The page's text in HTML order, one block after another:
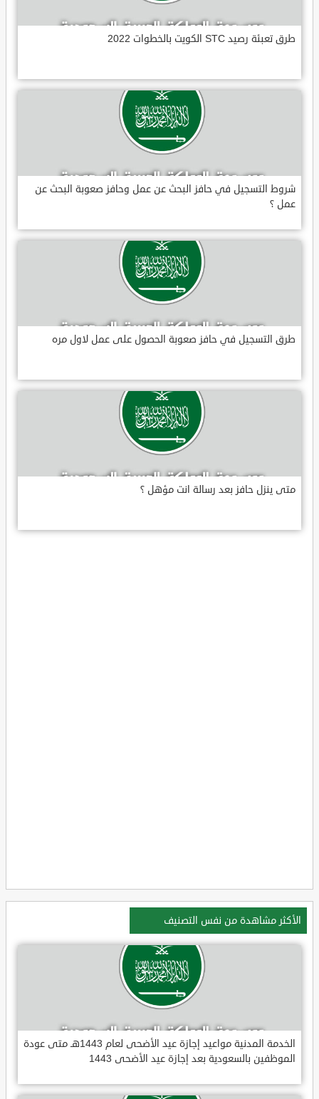
طرق تعبئة رصيد STC الكويت بالخطوات 2022
شروط التسجيل في حافز البحث عن عمل وحافز صعوبة البحث عن
عمل ؟
طرق التسجيل في حافز صعوبة الحصول على عمل لاول مره
متى ينزل حافز بعد رسالة انت مؤهل ؟
الأكثر مشاهدة من نفس التصنيف
الخدمة المدنية مواعيد إجازة عيد الأضحى لعام 1443هـ متى عودة
الموظفين بالسعودية بعد إجازة عيد الأضحى 1443